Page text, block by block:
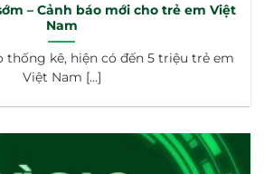
– Cảnh báo mới cho trẻ em Việt
Nam
thống kê, hiện có đến 5 triệu trẻ em
Việt Nam [...]